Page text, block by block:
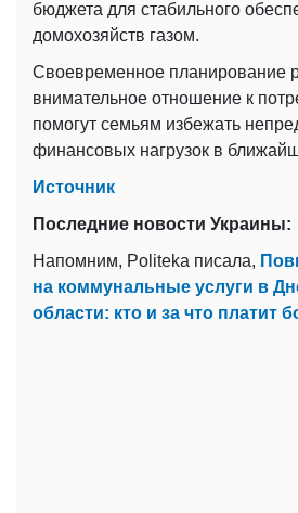
бюджета для стабильного
домохозяйств газом.
Своевременное планирование
внимательное отношение к
помогут семьям избежать
финансовых нагрузок в
Источник
Последние новости Украины:
Напомним, Politeka писала,
на коммунальные услуги в
области: кто и за что платит